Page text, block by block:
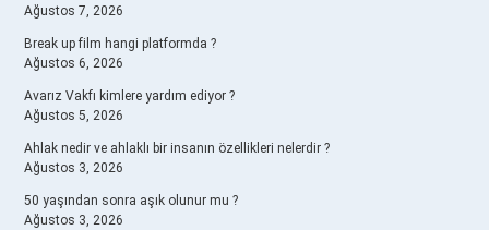
Ağustos 7, 2026
Break up film hangi platformda ?
Ağustos 6, 2026
Avarız Vakfı kimlere yardım ediyor ?
Ağustos 5, 2026
Ahlak nedir ve ahlaklı bir insanın özellikleri nelerdir ?
Ağustos 3, 2026
50 yaşından sonra aşık olunur mu ?
Ağustos 3, 2026